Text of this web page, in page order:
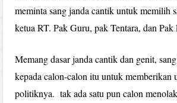
meminta sang janda cantik untuk memilih
ketua RT. Pak Guru, pak Tentara, dan Pak
Memang dasar janda cantik dan genit,
kepada calon-calon itu untuk memberikan
politiknya. tak ada satu pun calon